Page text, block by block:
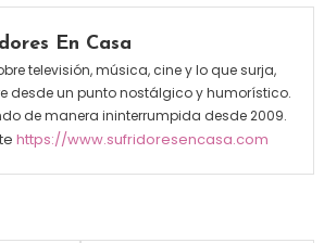
En Casa
televisión, música, cine y lo que surja,
desde un punto nostálgico y humorístico.
de manera ininterrumpida desde 2009.
https://www.sufridoresencasa.com